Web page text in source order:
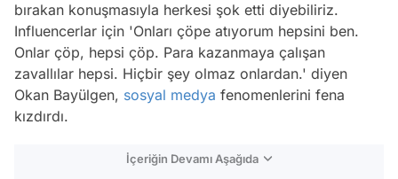
bırakan konuşmasıyla herkesi şok etti diyebiliriz.
Influencerlar için 'Onları çöpe atıyorum hepsini ben.
Onlar çöp, hepsi çöp. Para kazanmaya çalışan
zavallılar hepsi. Hiçbir şey olmaz onlardan.' diyen
Okan Bayülgen, sosyal medya fenomenlerini fena
kızdırdı.
İçeriğin Devamı Aşağıda